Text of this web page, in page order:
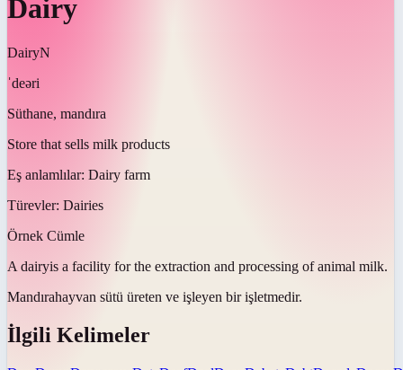
Dairy
DairyN
ˈdeəri
Süthane, mandıra
Store that sells milk products
Eş anlamlılar: Dairy farm
Türevler: Dairies
Örnek Cümle
A dairyis a facility for the extraction and processing of animal milk.
Mandırahayvan sütü üreten ve işleyen bir işletmedir.
İlgili Kelimeler